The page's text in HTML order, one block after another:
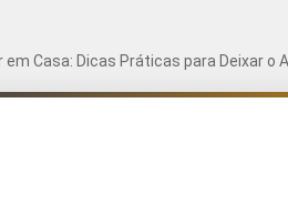
em Casa: Dicas Práticas para Deixar o